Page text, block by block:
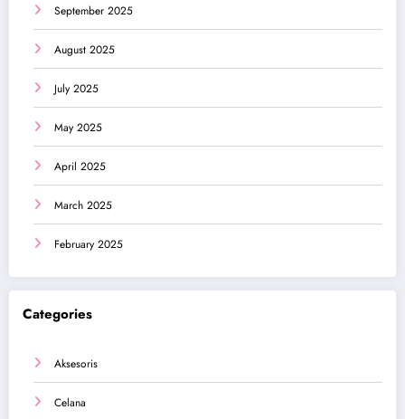
September 2025
August 2025
July 2025
May 2025
April 2025
March 2025
February 2025
Categories
Aksesoris
Celana